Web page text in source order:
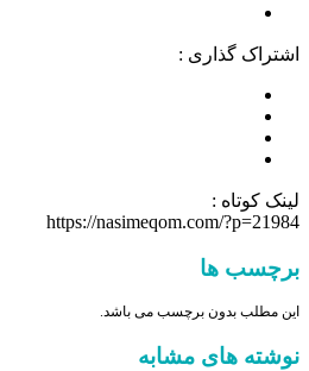
اشتراک گذاری :
لینک کوتاه :
https://nasimeqom.com/?p=21984
برچسب ها
این مطلب بدون برچسب می باشد.
نوشته های مشابه